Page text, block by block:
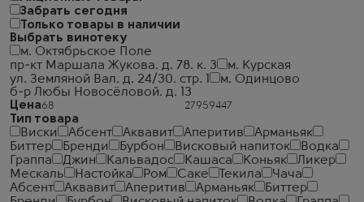
Забрать сегодня
Только товары в наличии
Выбрать винотеку
м. Октябрьское Поле
пр-кт Маршала Жукова. д. 78. к. 3
м. Курская
ул. Земляной Вал. д. 24/30. стр. 1
м. Одинцово
б-р Любы Новосёловой. д. 13
Цена
Тип товара
Виски
Абсент Аквавит Аперитив
Арманьяк
Биттер
Бренди Бурбон Висковый напиток
Водка
Граппа
Джин Кальвадос Кашаса Коньяк
Ликер
Мескаль
Настойка Ром Саке Текила
Чача
Абсент
Аквавит Аперитив Арманьяк
Биттер